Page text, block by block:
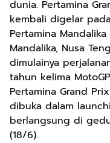
dunia. Pertamina
kembali digelar
Pertamina
Mandalika, Nusa
dimulainya
tahun kelima
Pertamina Grand
dibuka dalam
berlangsung di
(18/6).